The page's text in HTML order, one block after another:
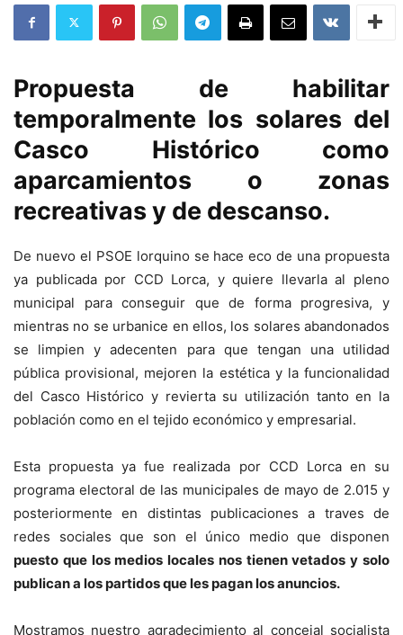
Propuesta de habilitar
temporalmente los solares del
Casco Histórico como
aparcamientos o zonas
recreativas y de descanso.
De nuevo el PSOE lorquino se hace eco de una propuesta
ya publicada por CCD Lorca, y quiere llevarla al pleno
municipal para conseguir que de forma progresiva, y
mientras no se urbanice en ellos, los solares abandonados
se limpien y adecenten para que tengan una utilidad
pública provisional, mejoren la estética y la funcionalidad
del Casco Histórico y revierta su utilización tanto en la
población como en el tejido económico y empresarial.
Esta propuesta ya fue realizada por CCD Lorca en su
programa electoral de las municipales de mayo de 2.015 y
posteriormente en distintas publicaciones a traves de
redes sociales que son el único medio que disponen
puesto que los medios locales nos tienen vetados y solo
publican a los partidos que les pagan los anuncios.
Mostramos nuestro agradecimiento al concejal socialista